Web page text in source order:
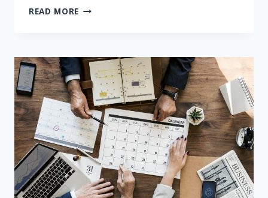
READ MORE NAPTÁRAKAT
EZEK
A
PROGRAMOK
VÁRNAK
RÁTOK
NOVEMBERBEN